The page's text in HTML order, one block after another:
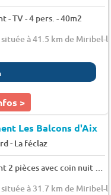
- TV - 4 pers. - 40m2
à 41.5 km de Miribel-
>
Les Balcons d'Aix
- La féclaz
à 31.7 km de Miribel-